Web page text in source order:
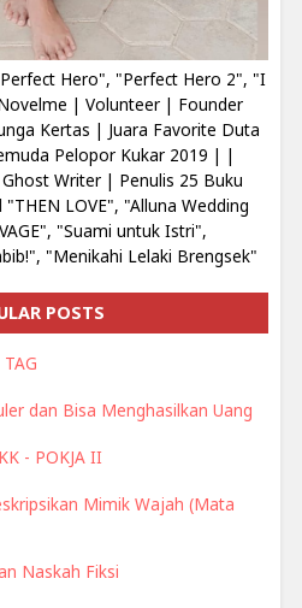
Hero", "Perfect Hero 2", "I
| Volunteer | Founder
Kertas | Juara Favorite Duta
Pelopor Kukar 2019 | |
Writer | Penulis 25 Buku
LOVE", "Alluna Wedding
"Suami untuk Istri",
"Menikahi Lelaki Brengsek"
POSTS
dan Bisa Menghasilkan Uang
- POKJA II
Mimik Wajah (Mata
Naskah Fiksi